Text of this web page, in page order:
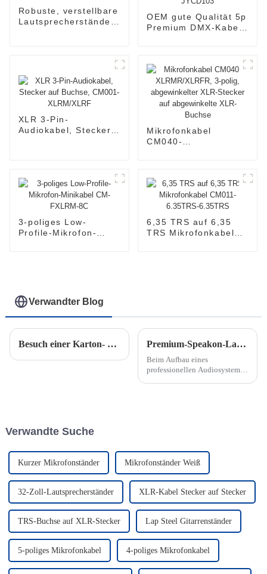
Robuste, verstellbare
Lautsprecherständer
OEM gute Qualität 5p
Premium DMX-Kabel
XLR 3-Pin-
Audiokabel, Stecker
Mikrofonkabel
CM040-
abgewinkelte XLR-
Buchse
3-poliges Low-
Profile-Mikrofon-
6,35 TRS auf 6,35
TRS Mikrofonkabel
Verwandter Blog
Besuch einer Karton- und Farbkartonfabrik in Thailand Premium-Speakon-Lautsprecherstecker: Der ultimative Audioanschluss für eine einfache und sichere Installation
Beim Aufbau eines
professionellen Audiosystems
zuverlässigsten...
Verwandte Suche
Kurzer Mikrofonständer Mikrofonständer Weiß
32-Zoll-Lautsprecherständer XLR-Kabel Stecker auf Stecker
TRS-Buchse auf XLR-Stecker Lap Steel Gitarrenständer
5-poliges Mikrofonkabel 4-poliges Mikrofonkabel